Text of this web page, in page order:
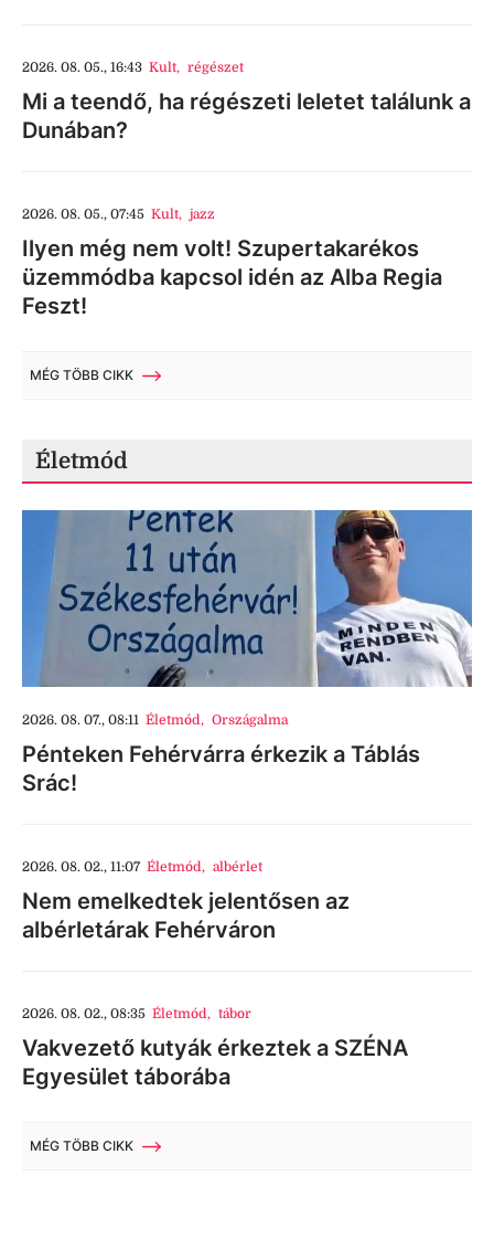
2026. 08. 05., 16:43 Kult, régészet
Mi a teendő, ha régészeti leletet találunk a
Dunában?
2026. 08. 05., 07:45 Kult, jazz
Ilyen még nem volt! Szupertakarékos
üzemmódba kapcsol idén az Alba Regia
Feszt!
MÉG TÖBB CIKK
Életmód
2026. 08. 07., 08:11 Életmód, Országalma
Pénteken Fehérvárra érkezik a Táblás
Srác!
2026. 08. 02., 11:07 Életmód, albérlet
Nem emelkedtek jelentősen az
albérletárak Fehérváron
2026. 08. 02., 08:35 Életmód, tábor
Vakvezető kutyák érkeztek a SZÉNA
Egyesület táborába
MÉG TÖBB CIKK